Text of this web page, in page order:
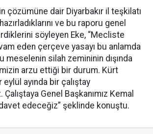
çözümüne dair Diyarbakır il teşkilatı
ve bu raporu genel
söyleyen Eke, “Mecliste
eden çerçeve yasayı bu anlamda
meselenin silah zemininin dışında
arzu ettiği bir durum. Kürt
ayında bir çalıştay
Genel Başkanımız Kemal
davet edeceğiz” şeklinde konuştu.